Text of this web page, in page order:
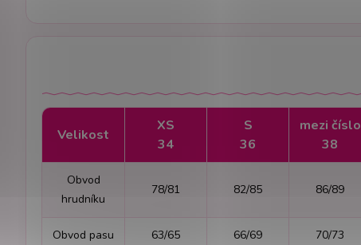
Velikost
XS
34
S
36
mezi číslo
38
Obvod
hrudníku
78/81 82/85 86/89
Obvod pasu 63/65 66/69 70/73